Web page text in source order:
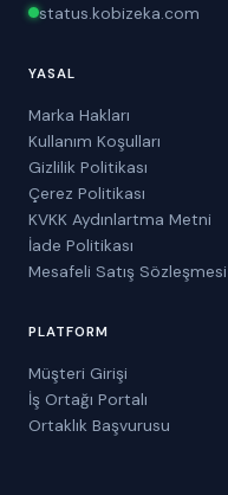
status.kobizeka.com
YASAL
Marka Hakları
Kullanım Koşulları
Gizlilik Politikası
Çerez Politikası
KVKK Aydınlartma Metni
İade Politikası
Mesafeli Satış Sözleşmesi
PLATFORM
Müşteri Girişi
İş Ortağı Portalı
Ortaklık Başvurusu